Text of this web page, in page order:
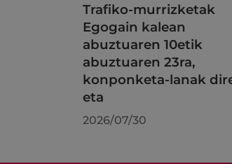
Trafiko-murrizketak
Egogain kalean
abuztuaren 10etik
abuztuaren 23ra,
konponketa-lanak
eta
2026/07/30